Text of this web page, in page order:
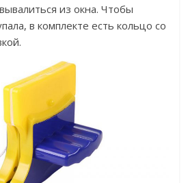
из окна. Чтобы
в комплекте есть кольцо со